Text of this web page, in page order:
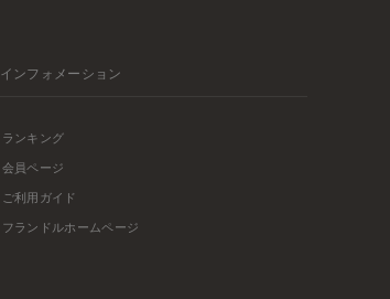
インフォメーション
ランキング
会員ページ
ご利用ガイド
フランドルホームページ